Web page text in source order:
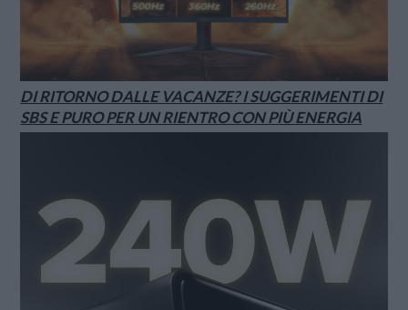
DI RITORNO DALLE VACANZE? I SUGGERIMENTI DI
SBS E PURO PER UN RIENTRO CON PIÙ ENERGIA